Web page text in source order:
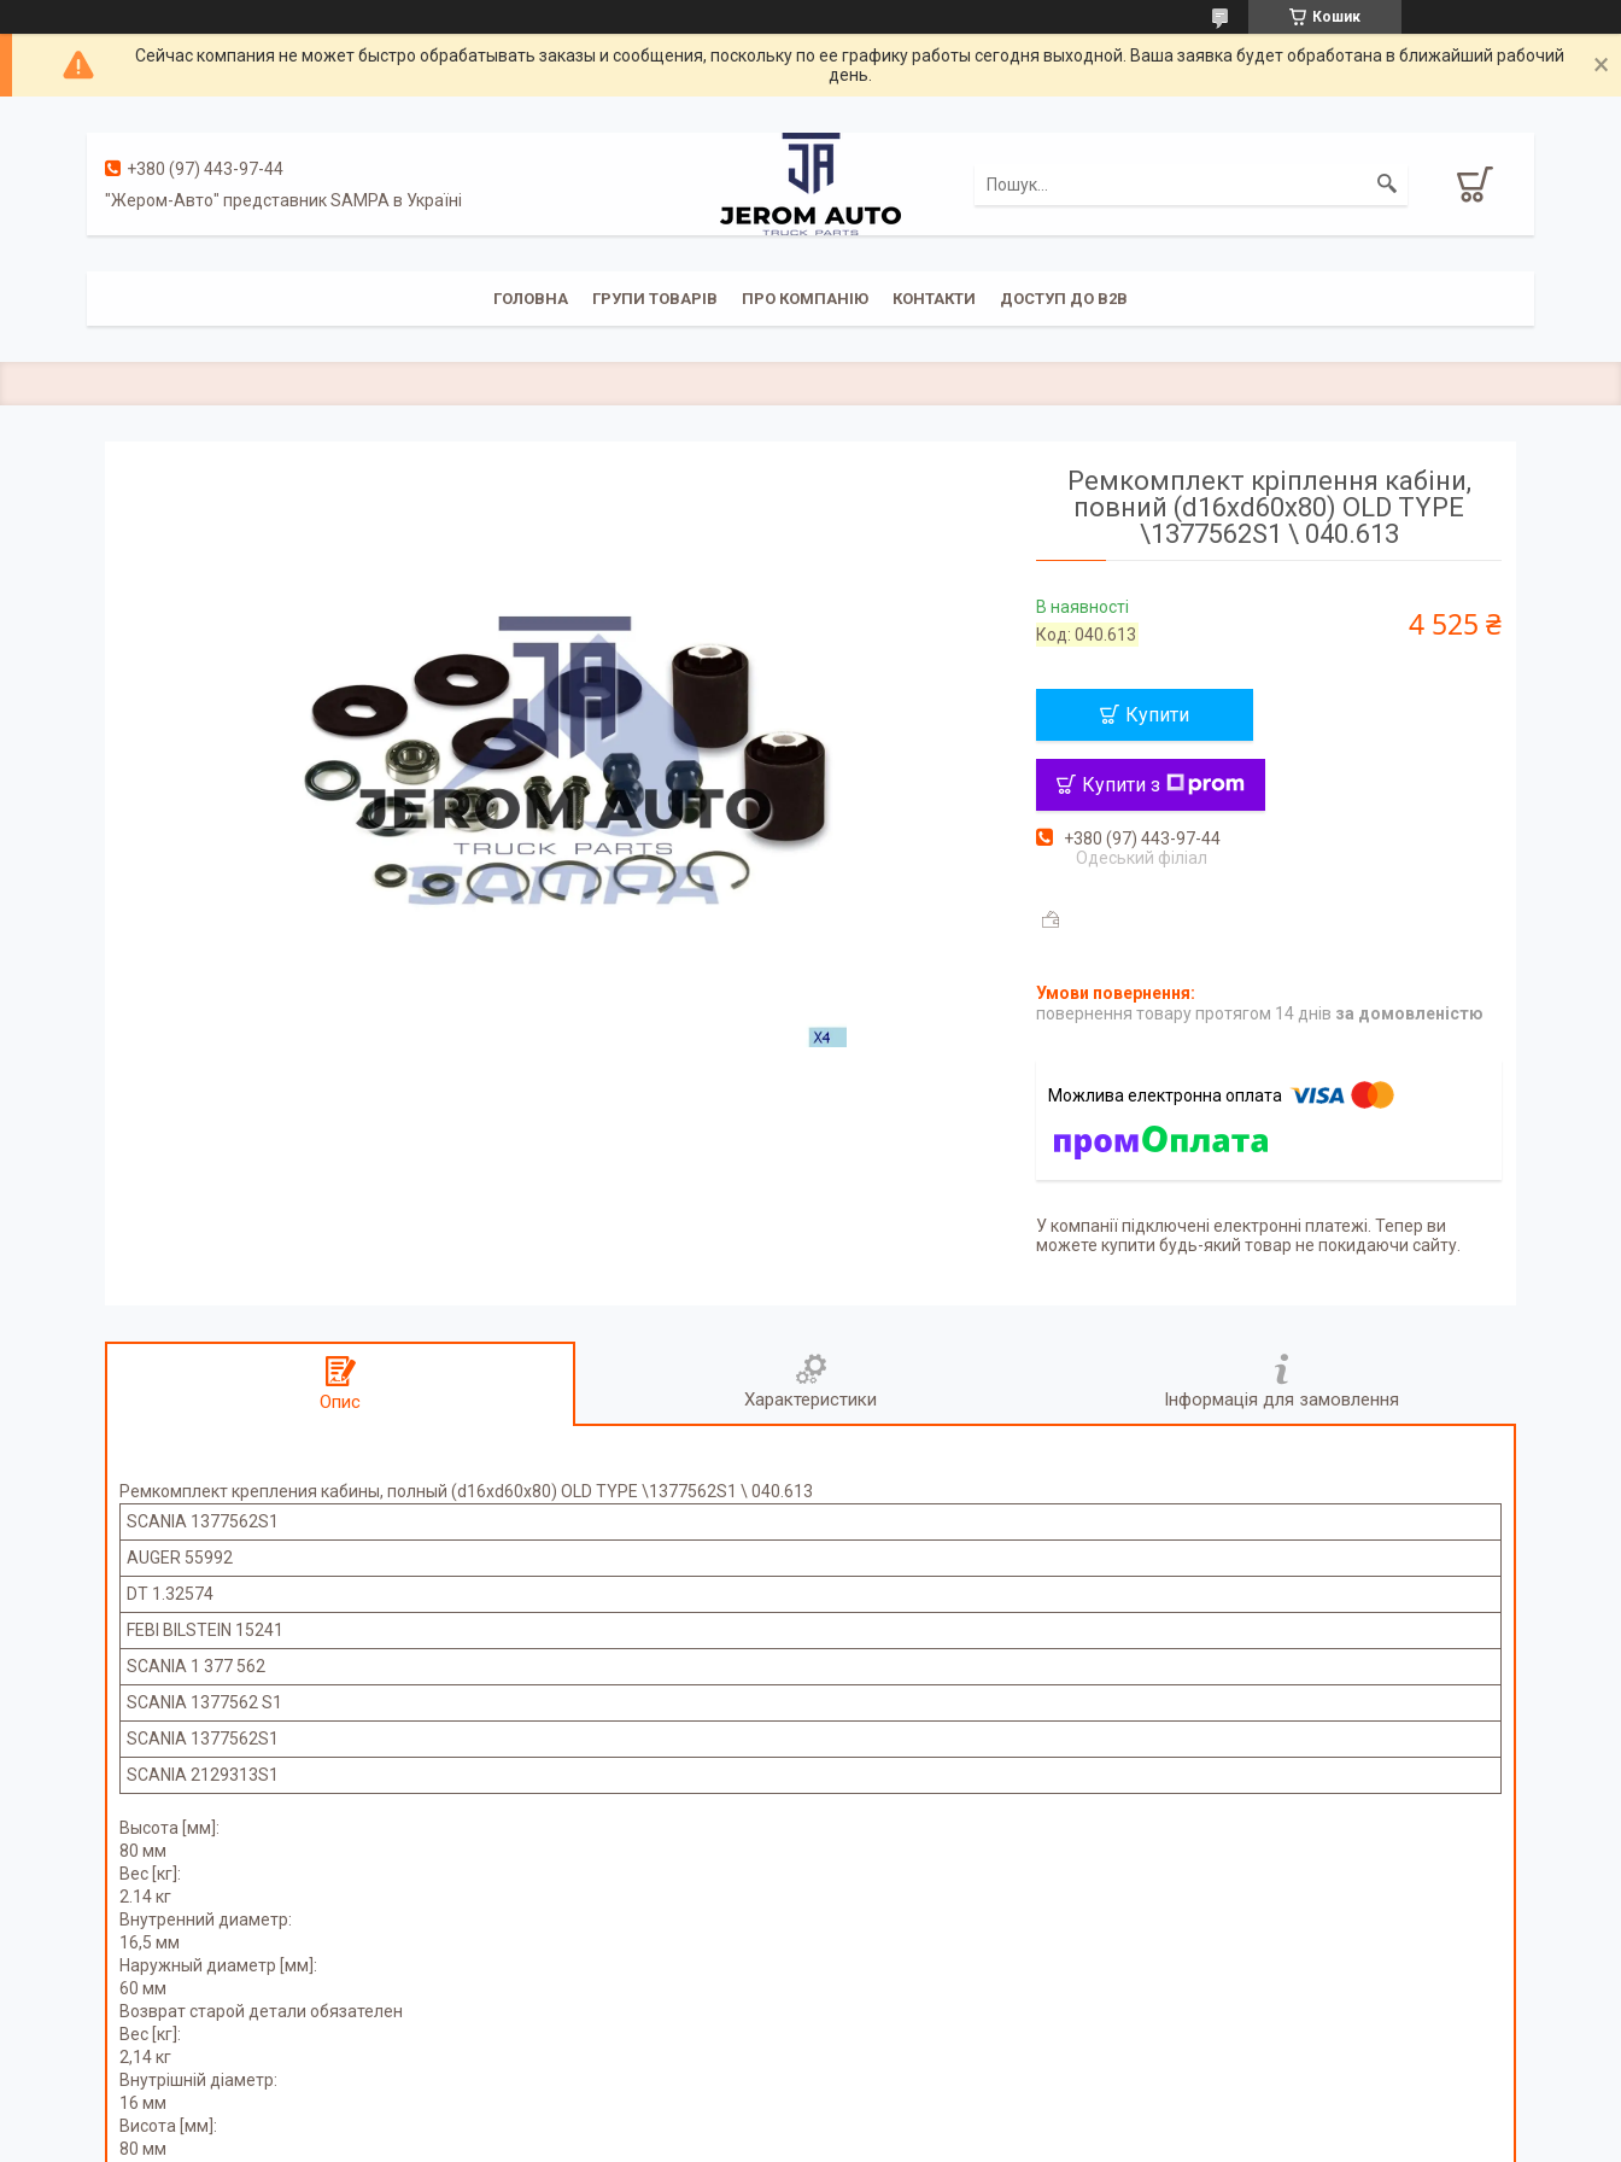
Кошик
Сейчас компания не может быстро обрабатывать заказы и сообщения, поскольку по ее графику работы сегодня выходной. Ваша заявка будет обработана в ближайший рабочий
день.
+380 (97) 443-97-44
"Жером-Авто" представник SAMPA в Україні
ГОЛОВНА ГРУПИ ТОВАРІВ ПРО КОМПАНІЮ КОНТАКТИ ДОСТУП ДО B2B
Ремкомплект кріплення кабіни,
повний (d16xd60x80) OLD TYPE
\1377562S1 \ 040.613
В наявності
Код:040.613 4 525 ₴
Купити
Купити з
+380 (97) 443-97-44
Одеський філіал
повернення товару протягом 14 днів за домовленістю
У компанії підключені електронні платежі. Тепер ви
можете купити будь-який товар не покидаючи сайту.
Опис Характеристики Інформація для замовлення
Ремкомплект крепления кабины, полный (d16xd60x80) OLD TYPE \1377562S1 \ 040.613
SCANIA 1377562S1
AUGER 55992
DT 1.32574
FEBI BILSTEIN 15241
SCANIA 1 377 562
SCANIA 1377562 S1
SCANIA 1377562S1
SCANIA 2129313S1
Высота [мм]:
80 мм
Вес [кг]:
2.14 кг
Внутренний диаметр:
16,5 мм
Наружный диаметр [мм]:
60 мм
Возврат старой детали обязателен
Вес [кг]:
2,14 кг
Внутрішній діаметр:
16 мм
Висота [мм]:
80 мм